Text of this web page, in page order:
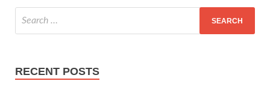
RECENT POSTS